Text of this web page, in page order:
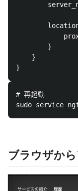
        }
    }
# 再起動
ブラウザか